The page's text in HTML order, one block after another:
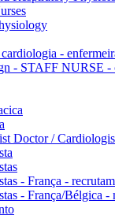
-
- STAFF NURSE -
Doctor /
- França -
- França/Bélgica -